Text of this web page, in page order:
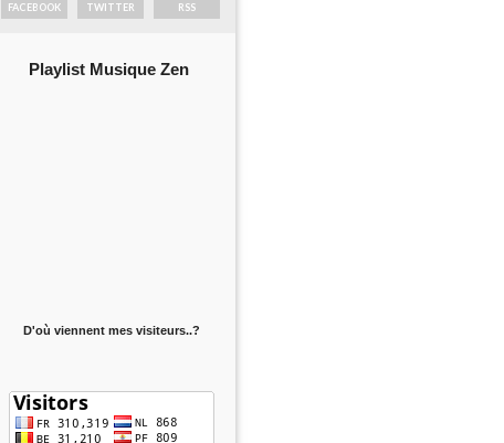
FACEBOOK TWITTER RSS
Playlist Musique Zen
D'où viennent mes visiteurs..?